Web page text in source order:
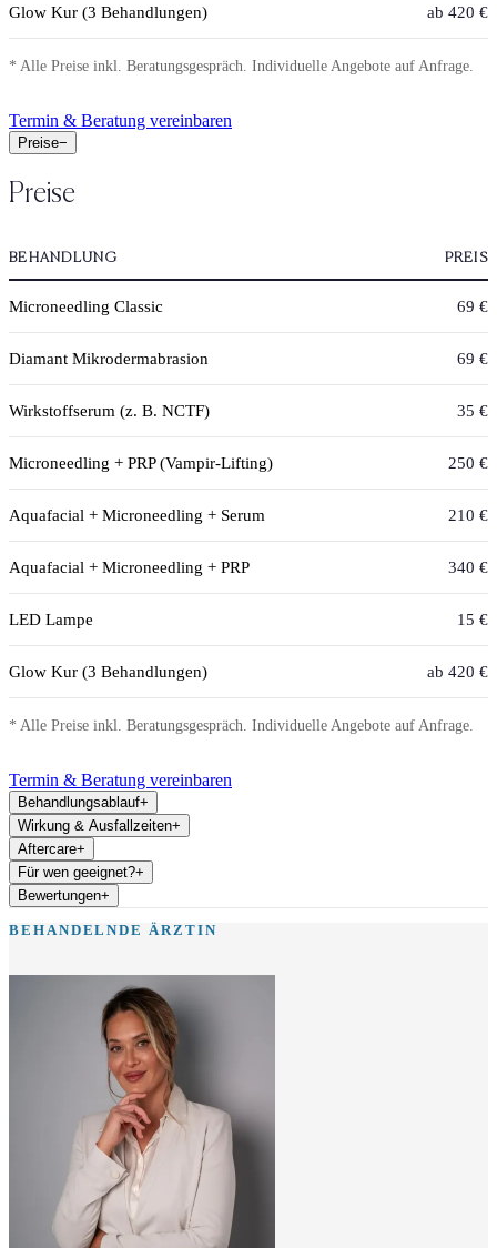
Glow Kur (3 Behandlungen) ab 420 €
* Alle Preise inkl. Beratungsgespräch. Individuelle Angebote auf Anfrage.
Termin & Beratung vereinbaren
Preise−
Preise
BEHANDLUNG PREIS
Microneedling Classic 69 €
Diamant Mikrodermabrasion 69 €
Wirkstoffserum (z. B. NCTF) 35 €
Microneedling + PRP (Vampir-Lifting) 250 €
Aquafacial + Microneedling + Serum 210 €
Aquafacial + Microneedling + PRP 340 €
LED Lampe 15 €
Glow Kur (3 Behandlungen) ab 420 €
* Alle Preise inkl. Beratungsgespräch. Individuelle Angebote auf Anfrage.
Termin & Beratung vereinbaren
Behandlungsablauf+
Wirkung & Ausfallzeiten+
Aftercare+
Für wen geeignet?+
Bewertungen+
BEHANDELNDE ÄRZTIN